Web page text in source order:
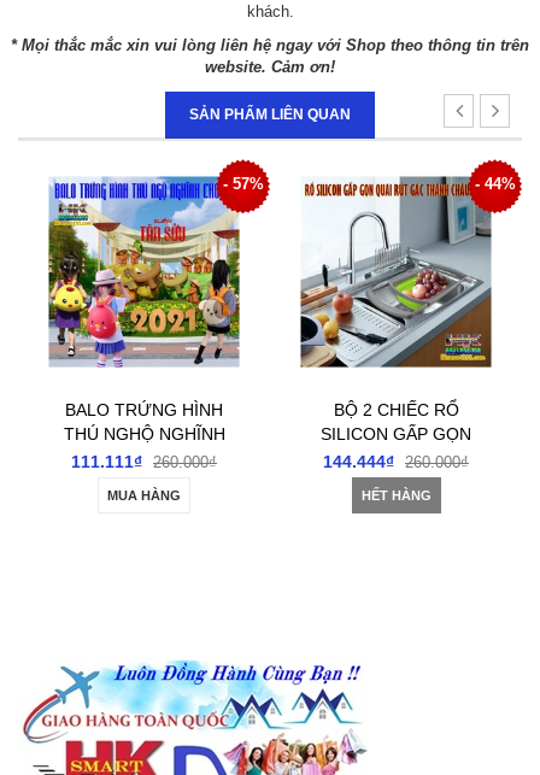
khách.
* Mọi thắc mắc xin vui lòng liên hệ ngay với Shop theo thông tin trên
website. Cảm ơn!
SẢN PHẨM LIÊN QUAN
- 44%
BỘ 2 CHIẾC RỔ
SILICON GẤP GỌN
QUAI RÚT TIỆN ÍCH
144.444₫ 260.000₫
HẾT HÀNG
- 41%
BỘ 3 TÚI ĐỰNG
QUẦN ÁO CHĂN MÀN
HỌA TIẾT HOA
CHỐNG THẤM
188.888₫ 320.000₫
MUA HÀNG